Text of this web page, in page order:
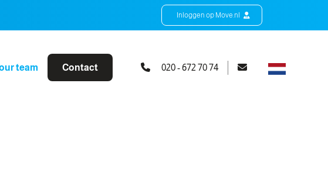
Inloggen op Move.nl
team Contact 020 - 672 70 74